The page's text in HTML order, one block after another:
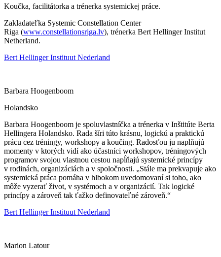
Koučka, facilitátorka a trénerka systemickej práce.
Zakladateľka Systemic Constellation Center
Riga (www.constellationsriga.lv), trénerka Bert Hellinger Institut
Netherland.
Bert Hellinger Instituut Nederland
Barbara Hoogenboom
Holandsko
Barbara Hoogenboom je spoluvlastníčka a trénerka v Inštitúte Berta
Hellingera Holandsko. Rada šíri túto krásnu, logickú a praktickú
prácu cez tréningy, workshopy a koučing. Radosťou ju naplňujú
momenty v ktorých vidí ako účastníci workshopov, tréningových
programov svojou vlastnou cestou napĺňajú systemické princípy
v rodinách, organizáciách a v spoločnosti. „Stále ma prekvapuje ako
systemická práca pomáha v hlbokom uvedomovaní si toho, ako
môže vyzerať život, v systémoch a v organizácií. Tak logické
princípy a zároveň tak ťažko definovateľné zároveň.“
Bert Hellinger Instituut Nederland
Marion Latour